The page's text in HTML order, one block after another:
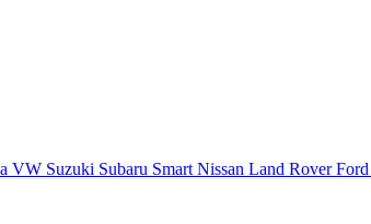
VW Suzuki Subaru Smart Nissan Land RoverFord